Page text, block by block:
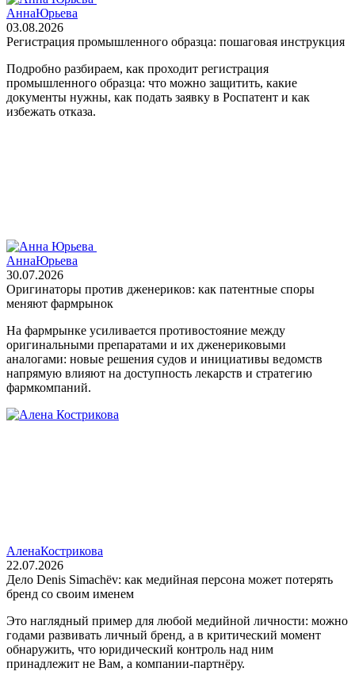
АннаЮрьева
03.08.2026
Регистрация промышленного образца: пошаговая инструкция
Подробно разбираем, как проходит регистрация
промышленного образца: что можно защитить, какие
документы нужны, как подать заявку в Роспатент и как
избежать отказа.
АннаЮрьева
30.07.2026
Оригинаторы против дженериков: как патентные споры
меняют фармрынок
На фармрынке усиливается противостояние между
оригинальными препаратами и их дженериковыми
аналогами: новые решения судов и инициативы ведомств
напрямую влияют на доступность лекарств и стратегию
фармкомпаний.
АленаКострикова
22.07.2026
Дело Denis Simachëv: как медийная персона может потерять
бренд со своим именем
Это наглядный пример для любой медийной личности: можно
годами развивать личный бренд, а в критический момент
обнаружить, что юридический контроль над ним
принадлежит не Вам, а компании‑партнёру.